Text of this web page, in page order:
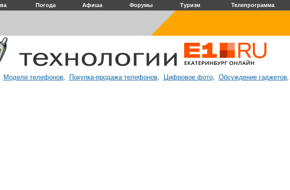
Погода Афиша Форумы Туризм Телепрограмма
Модели телефонов, Покупка-продажа телефонов, Цифровое фото, Обсуждение гаджетов,